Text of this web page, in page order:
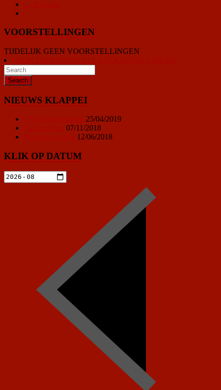
VOORSTELLINGEN
TIJDELIJK GEEN VOORSTELLINGEN
NIEUWS KLAPPEI
25/04/2019
07/11/2018
12/06/2018
KLIK OP DATUM